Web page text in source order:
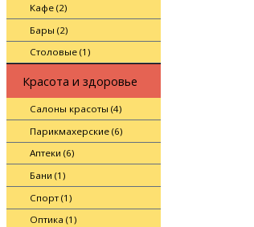
Кафе (2)
Бары (2)
Столовые (1)
Красота и здоровье
Салоны красоты (4)
Парикмахерские (6)
Аптеки (6)
Бани (1)
Спорт (1)
Оптика (1)